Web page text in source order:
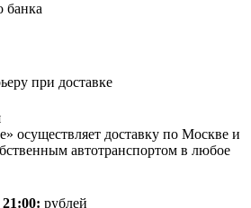
банка
при доставке
осуществляет доставку по Москве и
автотранспортом в любое
рублей